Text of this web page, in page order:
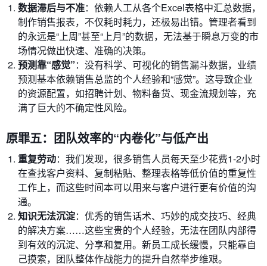
数据滞后与不准：依赖人工从各个Excel表格中汇总数据，
制作销售报表，不仅耗时耗力，还极易出错。管理者看到
的永远是“上周”甚至“上月”的数据，无法基于瞬息万变的市
场情况做出快速、准确的决策。
预测靠“感觉”：没有科学、可视化的销售漏斗数据，业绩
预测基本依赖销售总监的个人经验和“感觉”。这导致企业
的资源配置，如招聘计划、物料备货、现金流规划等，充
满了巨大的不确定性风险。
原罪五：团队效率的“内卷化”与低产出
重复劳动：我们发现，很多销售人员每天至少花费1-2小时
在查找客户资料、复制粘贴、整理表格等低价值的重复性
工作上，而这些时间本可以用来与客户进行更有价值的沟
通。
知识无法沉淀：优秀的销售话术、巧妙的成交技巧、经典
的解决方案……这些宝贵的个人经验，无法在团队内部得
到有效的沉淀、分享和复用。新员工成长缓慢，只能靠自
己摸索，团队整体作战能力的提升自然举步维艰。